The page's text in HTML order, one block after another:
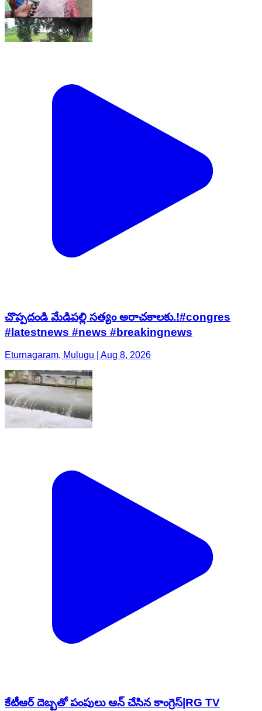
చొప్పదండి మేడిపల్లి సత్యం అరాచకాలకు.!#congres
#latestnews #news #breakingnews
Eturnagaram, Mulugu | Aug 8, 2026
కేటీఆర్ దెబ్బతో పంపులు ఆన్ చేసిన కాంగ్రెస్|RG TV